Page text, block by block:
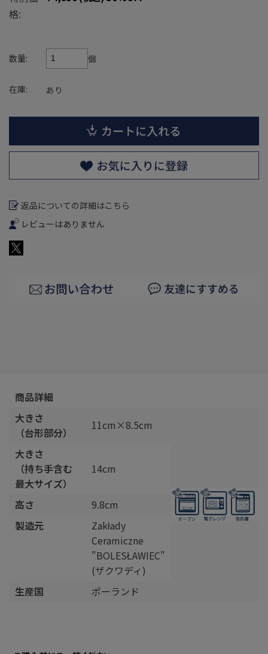
格:
数量: 個
在庫: あり
返品についての詳細はこちら
レビューはありません
商品詳細
大きさ
（台形部分）
11cm×8.5cm
大きさ
（持ち手含む
最大サイズ）
14cm
高さ
9.8cm
製造元
Zakłady
Ceramiczne
"BOLESŁAWIEC"
(ザクワディ)
生産国
ポーランド